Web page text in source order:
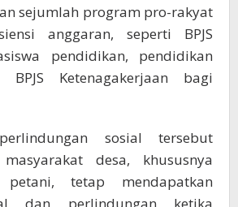
sejumlah program pro-rakyat
anggaran, seperti BPJS
pendidikan, pendidikan
Ketenagakerjaan bagi
sosial tersebut
desa, khususnya
tetap mendapatkan
dan perlindungan ketika